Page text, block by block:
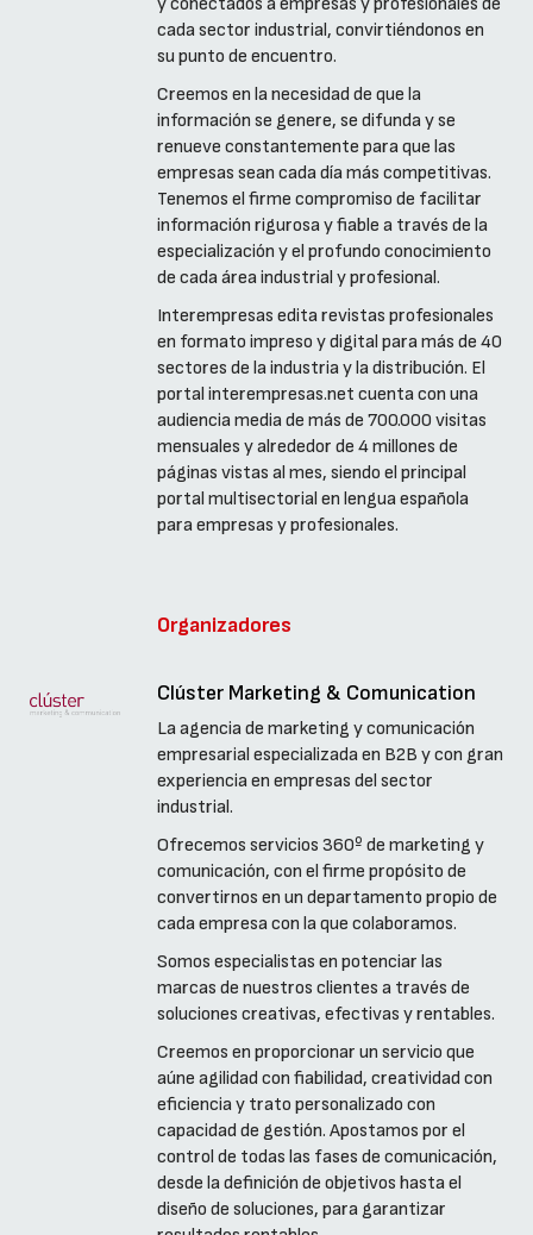
y conectados a empresas y profesionales de
cada sector industrial, convirtiéndonos en
su punto de encuentro.
Creemos en la necesidad de que la
información se genere, se difunda y se
renueve constantemente para que las
empresas sean cada día más competitivas.
Tenemos el firme compromiso de facilitar
información rigurosa y fiable a través de la
especialización y el profundo conocimiento
de cada área industrial y profesional.
Interempresas edita revistas profesionales
en formato impreso y digital para más de 40
sectores de la industria y la distribución. El
portal interempresas.net cuenta con una
audiencia media de más de 700.000 visitas
mensuales y alrededor de 4 millones de
páginas vistas al mes, siendo el principal
portal multisectorial en lengua española
para empresas y profesionales.
Organizadores
Clúster Marketing & Comunication
La agencia de marketing y comunicación
empresarial especializada en B2B y con gran
experiencia en empresas del sector
industrial.
Ofrecemos servicios 360º de marketing y
comunicación, con el firme propósito de
convertirnos en un departamento propio de
cada empresa con la que colaboramos.
Somos especialistas en potenciar las
marcas de nuestros clientes a través de
soluciones creativas, efectivas y rentables.
Creemos en proporcionar un servicio que
aúne agilidad con fiabilidad, creatividad con
eficiencia y trato personalizado con
capacidad de gestión. Apostamos por el
control de todas las fases de comunicación,
desde la definición de objetivos hasta el
diseño de soluciones, para garantizar